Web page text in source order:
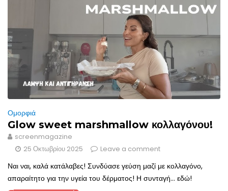
Ομορφιά
Glow sweet marshmallow κολλαγόνου!
screenmagazine
25 Οκτωβρίου 2025
Leave a comment
Ναι ναι, καλά κατάλαβες! Συνδύασε γεύση μαζί με κολλαγόνο,
απαραίτητο για την υγεία του δέρματος! Η συνταγή... εδώ!